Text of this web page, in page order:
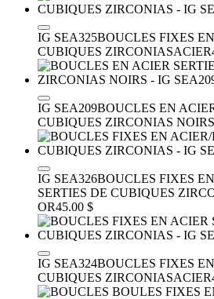
IG SEA325BOUCLES FIXES
CUBIQUES ZIRCONIASACIER
IG SEA209BOUCLES EN
CUBIQUES ZIRCONIAS NOIRS
IG SEA326BOUCLES FIXES
SERTIES DE CUBIQUES
OR45.00 $
IG SEA324BOUCLES FIXES
CUBIQUES ZIRCONIASACIER